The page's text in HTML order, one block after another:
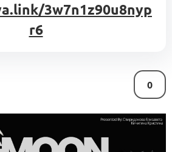
3w7n1z90u8nyp
r6
0